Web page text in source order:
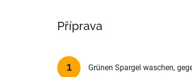
Příprava
Grünen Spargel waschen,